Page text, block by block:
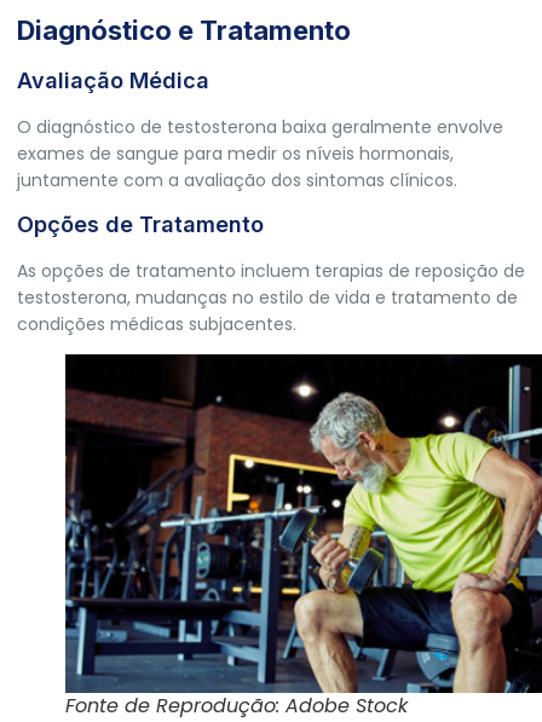
Diagnóstico e Tratamento
Avaliação Médica
O diagnóstico de testosterona baixa geralmente envolve
exames de sangue para medir os níveis hormonais,
juntamente com a avaliação dos sintomas clínicos.
Opções de Tratamento
As opções de tratamento incluem terapias de reposição de
testosterona, mudanças no estilo de vida e tratamento de
condições médicas subjacentes.
Fonte de Reprodução: Adobe Stock